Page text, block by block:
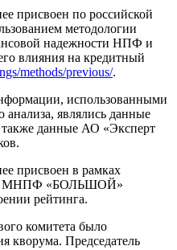
присвоен по российской
методологии
надежности НПФ и
влияния на кредитный
methods/previous/.
использованными
анализа, являлись данные
данные АО «Эксперт
присвоен в рамках
МНПФ «БОЛЬШОЙ»
рейтинга.
комитета было
кворума. Председатель